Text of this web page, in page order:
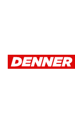
Martedì